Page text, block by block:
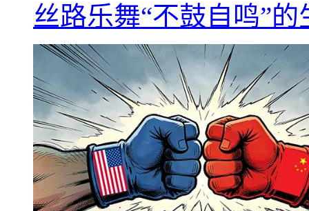
丝路乐舞“不鼓自鸣”